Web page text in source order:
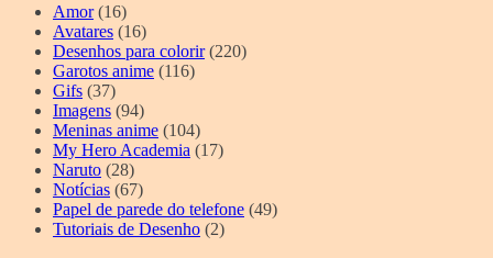
Amor(16)
Avatares (16)
Desenhos para colorir(220)
Garotos anime (116)
Gifs (37)
Imagens (94)
Meninas anime (104)
My Hero Academia (17)
Naruto (28)
Notícias (67)
Papel de parede do telefone (49)
Tutoriais de Desenho (2)